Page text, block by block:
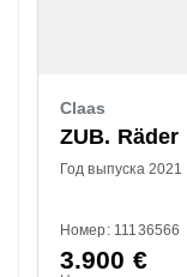
Claas
ZUB. Räder
Год выпуска 2021
Номер: 11136566
3.900 €